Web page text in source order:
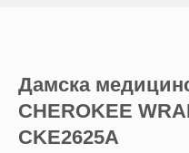
Дамска
CHEROKEE
CKE2625A